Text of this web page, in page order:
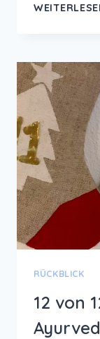
RÜCKBLICK
12 von